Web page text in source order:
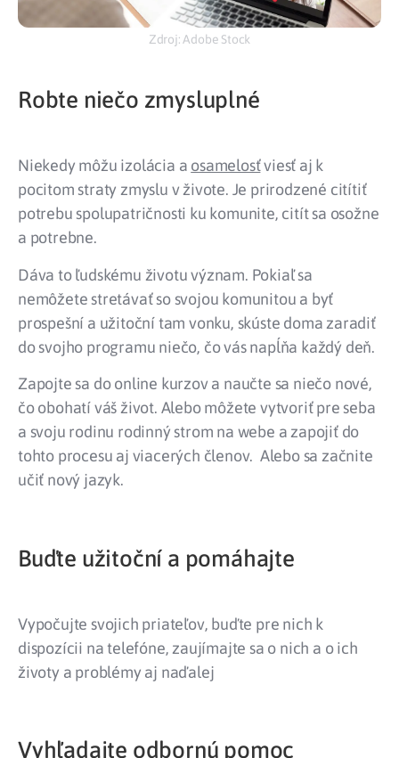
Zdroj: Adobe Stock
Robte niečo zmysluplné
Niekedy môžu izolácia a osamelosťviesť aj k
pocitom straty zmyslu v živote. Je prirodzené citítiť
potrebu spolupatričnosti ku komunite, citít sa osožne
a potrebne.
Dáva to ľudskému životu význam. Pokiaľ sa
nemôžete stretávať so svojou komunitou a byť
prospešní a užitoční tam vonku, skúste doma zaradiť
do svojho programu niečo, čo vás napĺňa každý deň.
Zapojte sa do online kurzov a naučte sa niečo nové,
čo obohatí váš život. Alebo môžete vytvoriť pre seba
a svoju rodinu rodinný strom na webe a zapojiť do
tohto procesu aj viacerých členov. Alebo sa začnite
učiť nový jazyk.
Buďte užitoční a pomáhajte
Vypočujte svojich priateľov, buďte pre nich k
dispozícii na telefóne, zaujímajte sa o nich a o ich
životy a problémy aj naďalej
Vyhľadajte odbornú pomoc